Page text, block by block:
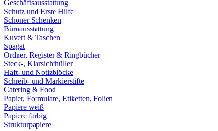
Geschäftsausstattung
Schutz und Erste Hilfe
Schöner Schenken
Büroausstattung
Kuvert & Taschen
Spagat
Ordner, Register & Ringbücher
Steck-, Klarsichthüllen
Haft- und Notizblöcke
Schreib- und Markierstifte
Catering & Food
Papier, Formulare, Etiketten, Folien
Papiere weiß
Papiere farbig
Strukturpapiere